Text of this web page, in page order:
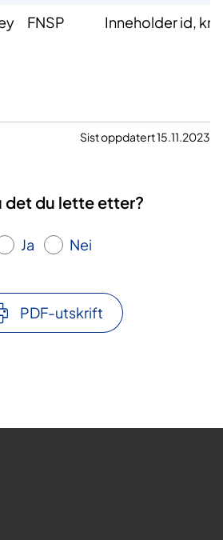
FNSP Inneholder id,
Sist oppdatert 15.11.2023
det du lette etter?
Ja Nei
PDF-utskrift